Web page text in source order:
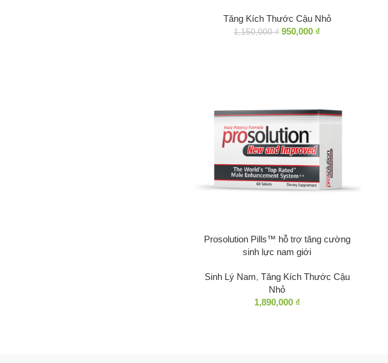
Tăng Kích Thước Cậu Nhỏ
1,150,000₫ 950,000 ₫
Prosolution Pills™ hỗ trợ tăng cường
sinh lực nam giới
Sinh Lý Nam, Tăng Kích Thước Cậu
Nhỏ
1,890,000 ₫